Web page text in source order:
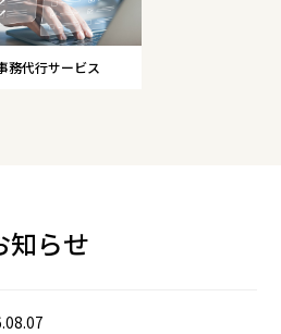
務代行サービス
知らせ